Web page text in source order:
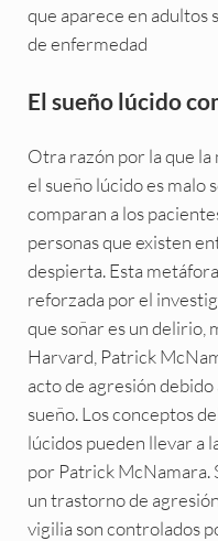
que aparece en adultos
de enfermedad
El sueño lúcido
Otra razón por la que
el sueño lúcido es malo
comparan a los
personas que existen
despierta. Esta
reforzada por el
que soñar es un delirio,
Harvard, Patrick
acto de agresión
sueño. Los conceptos
lúcidos pueden llevar a
por Patrick McNamara.
un trastorno de
vigilia son controlados